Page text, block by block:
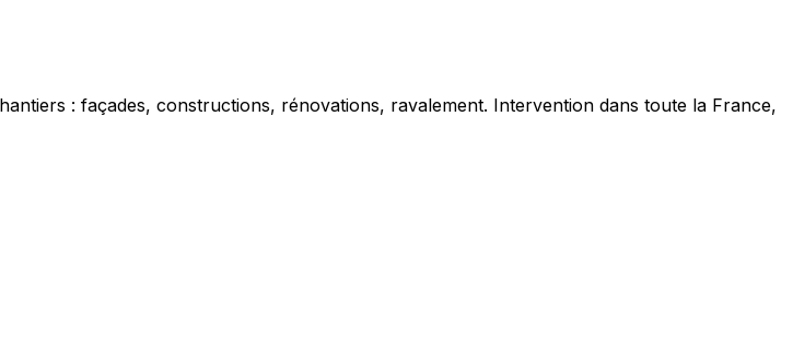
: façades, constructions, rénovations, ravalement. Intervention dans toute la France,